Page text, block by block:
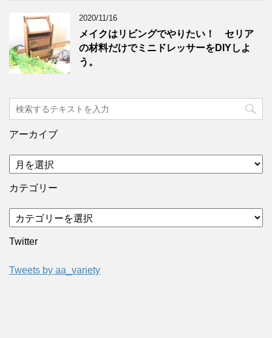
2020/11/16
メイクはリビングでやりたい！ セリア
の材料だけでミニドレッサーをDIYしよ
う。
アーカイブ
カテゴリー
Twitter
Tweets by aa_variety